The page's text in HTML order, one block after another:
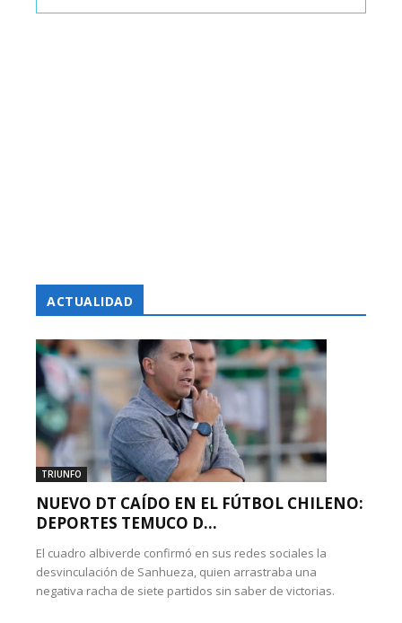
ACTUALIDAD
TRIUNFO
NUEVO DT CAÍDO EN EL FÚTBOL CHILENO:
DEPORTES TEMUCO D...
El cuadro albiverde confirmó en sus redes sociales la
desvinculación de Sanhueza, quien arrastraba una
negativa racha de siete partidos sin saber de victorias.